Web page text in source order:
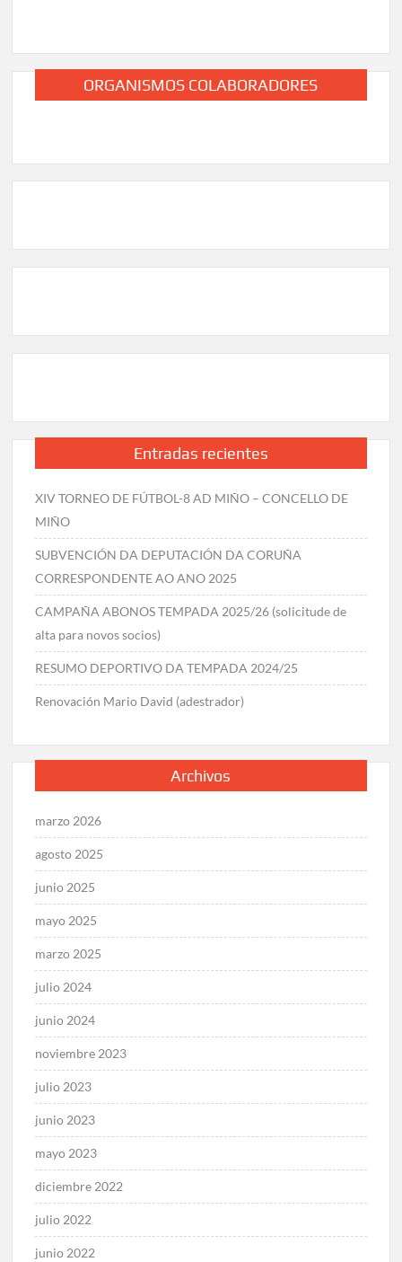
ORGANISMOS COLABORADORES
Entradas recientes
XIV TORNEO DE FÚTBOL-8 AD MIÑO – CONCELLO DE
MIÑO
SUBVENCIÓN DA DEPUTACIÓN DA CORUÑA
CORRESPONDENTE AO ANO 2025
CAMPAÑA ABONOS TEMPADA 2025/26 (solicitude de
alta para novos socios)
RESUMO DEPORTIVO DA TEMPADA 2024/25
Renovación Mario David (adestrador)
Archivos
marzo 2026
agosto 2025
junio 2025
mayo 2025
marzo 2025
julio 2024
junio 2024
noviembre 2023
julio 2023
junio 2023
mayo 2023
diciembre 2022
julio 2022
junio 2022